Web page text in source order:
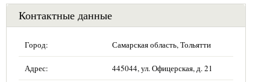
Контактные данные
Город: Самарская область, Тольятти
Адрес: 445044, ул. Офицерская, д. 21